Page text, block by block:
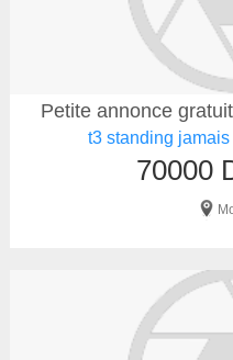
Petite annonce
t3 standing
70000